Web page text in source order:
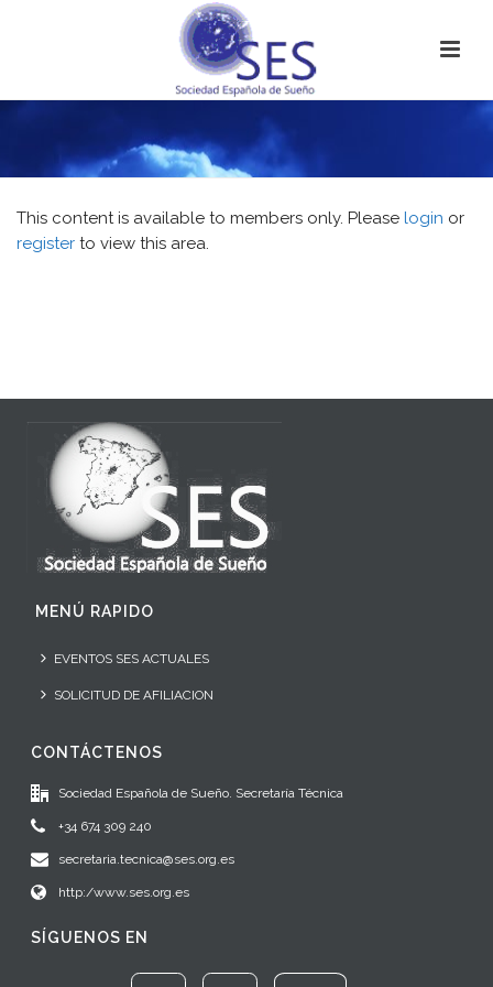
This content is available to members only. Please login or
register to view this area.
MENÚ RAPIDO
EVENTOS SES ACTUALES
SOLICITUD DE AFILIACION
CONTÁCTENOS
Sociedad Española de Sueño. Secretaría Técnica
+34 674 309 240
secretaria.tecnica@ses.org.es
http:/www.ses.org.es
SÍGUENOS EN